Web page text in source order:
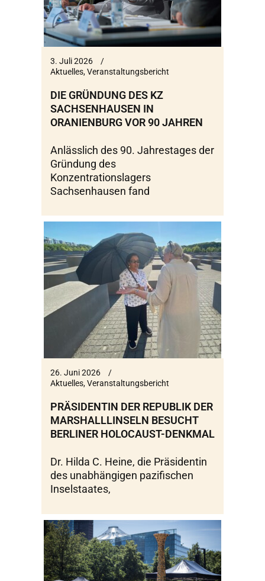
3. Juli 2026
Aktuelles,Veranstaltungsbericht
DIE GRÜNDUNG DES KZ
SACHSENHAUSEN IN
ORANIENBURG VOR 90 JAHREN
Anlässlich des 90. Jahrestages der
Gründung des
Konzentrationslagers
Sachsenhausen fand
26. Juni 2026
Aktuelles,Veranstaltungsbericht
PRÄSIDENTIN DER REPUBLIK DER
MARSHALLLINSELN BESUCHT
BERLINER HOLOCAUST-DENKMAL
Dr. Hilda C. Heine, die Präsidentin
des unabhängigen pazifischen
Inselstaates,